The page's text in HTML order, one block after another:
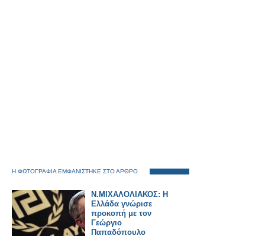
Η ΦΩΤΟΓΡΑΦΙΑ ΕΜΦΑΝΙΣΤΗΚΕ ΣΤΟ ΑΡΘΡΟ
Ν.ΜΙΧΑΛΟΛΙΑΚΟΣ: Η
Ελλάδα γνώρισε
προκοπή με τον
Γεώργιο
Παπαδόπουλο